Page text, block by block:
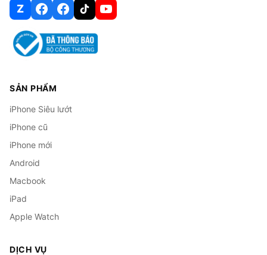
Z
SẢN PHẨM
iPhone Siêu lướt
iPhone cũ
iPhone mới
Android
Macbook
iPad
Apple Watch
DỊCH VỤ